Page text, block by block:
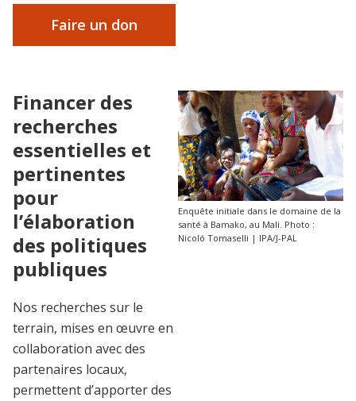
Faire un don
Financer des
recherches
essentielles et
pertinentes
pour
l’élaboration
des politiques
publiques
Nos recherches sur le
terrain, mises en œuvre en
collaboration avec des
partenaires locaux,
permettent d’apporter des
Enquête initiale dans le domaine de la
santé à Bamako, au Mali. Photo :
Nicoló Tomaselli | IPA/J-PAL